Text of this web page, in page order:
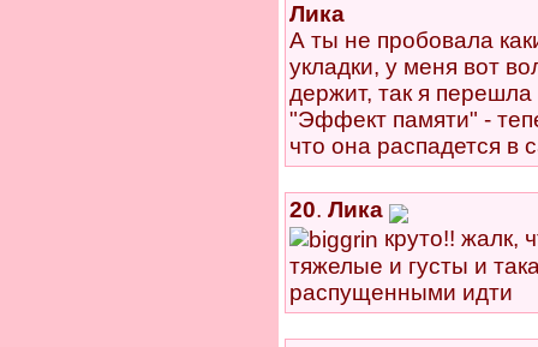
Лика
А ты не пробовала
укладки, у меня вот
держит, так я
"Эффект памяти" -
что она распадется
20. Лика
круто!! жалк,
тяжелые и густы и
распущенными идти